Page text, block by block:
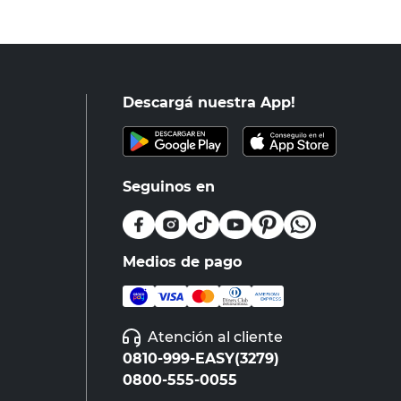
Descargá nuestra App!
Seguinos en
Medios de pago
Atención al cliente
0810-999-EASY(3279)
0800-555-0055